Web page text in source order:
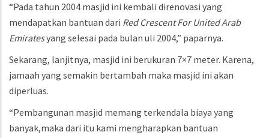
“Pada tahun 2004 masjid ini kembali direnovasi yang
mendapatkan bantuan dari Red Crescent For United Arab
Emiratesyang selesai pada bulan uli 2004,” paparnya.
Sekarang, lanjitnya, masjid ini berukuran 7×7 meter. Karena,
jamaah yang semakin bertambah maka masjid ini akan
diperluas.
“Pembangunan masjid memang terkendala biaya yang
banyak,maka dari itu kami mengharapkan bantuan